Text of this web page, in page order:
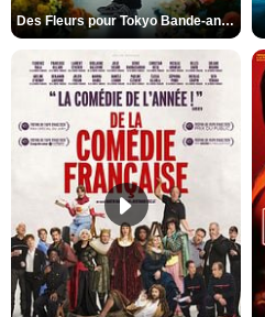
Des Fleurs pour Tokyo Bande-annonce VO STFR